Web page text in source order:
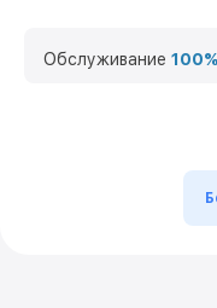
Обслуживание 100%